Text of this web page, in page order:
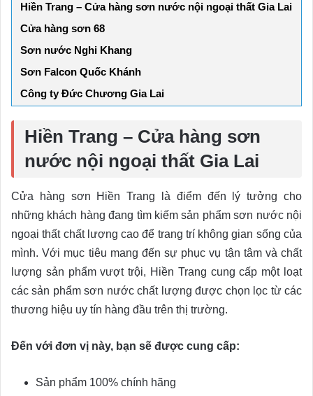
Hiền Trang – Cửa hàng sơn nước nội ngoại thất Gia Lai
Cửa hàng sơn 68
Sơn nước Nghi Khang
Sơn Falcon Quốc Khánh
Công ty Đức Chương Gia Lai
Hiền Trang – Cửa hàng sơn
nước nội ngoại thất Gia Lai
Cửa hàng sơn Hiền Trang là điểm đến lý tưởng cho
những khách hàng đang tìm kiếm sản phẩm sơn nước nội
ngoại thất chất lượng cao để trang trí không gian sống của
mình. Với mục tiêu mang đến sự phục vụ tận tâm và chất
lượng sản phẩm vượt trội, Hiền Trang cung cấp một loạt
các sản phẩm sơn nước chất lượng được chọn lọc từ các
thương hiệu uy tín hàng đầu trên thị trường.
Đến với đơn vị này, bạn sẽ được cung cấp:
Sản phẩm 100% chính hãng